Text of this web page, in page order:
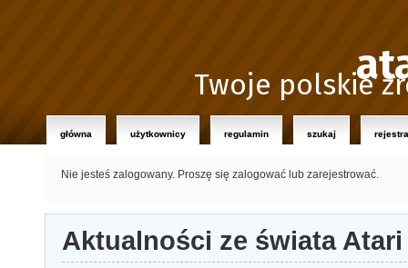
Twoje polskie
główna użytkownicy regulamin szukaj
Nie jesteś zalogowany. Proszę się zalogować lub zarejestrować.
Aktualności ze świata Atari